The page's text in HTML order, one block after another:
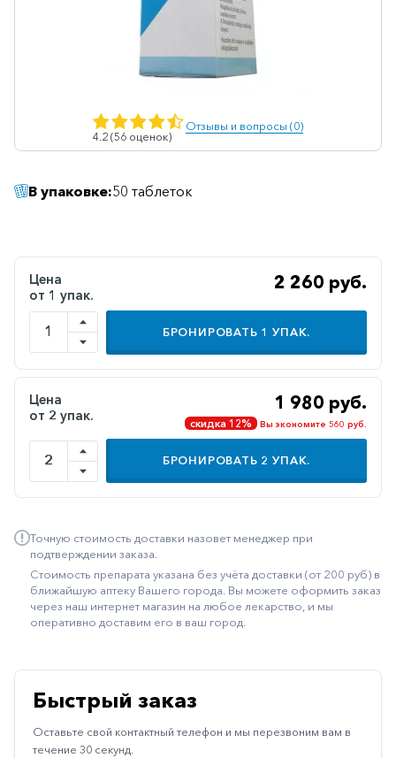
Гематологические
Гепатопротекторы
Дерматологические
Диабетические
Желудочно-
кишечные
Иммуностимуляторы
Климактерические
Метаболизм
Наружные
средства
Неврологические
Офтальмология
Паркинсон
Противоаллергические
4.2 (56 оценок)
Отзывы и вопросы (0)
В упаковке:50 таблеток
Цена
от 1 упак.
2 260 руб.
БРОНИРОВАТЬ 1 УПАК.
Цена
от 2 упак.
1 980 руб.
скидка 12% Вы экономите 560 руб.
БРОНИРОВАТЬ 2 УПАК.
Точную стоимость доставки назовет менеджер при
подтверждении заказа.
Стоимость препарата указана без учёта доставки (от 200 руб) в
ближайшую аптеку Вашего города. Вы можете оформить заказ
через наш интернет магазин на любое лекарство, и мы
оперативно доставим его в ваш город.
Быстрый заказ
Оставьте свой контактный телефон и мы перезвоним вам в
течение 30 секунд.